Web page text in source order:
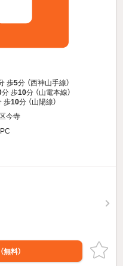
歩5分 （西神山手線）
分 歩10分 （山電本線）
歩10分 （山陽線）
今寺
（無料）